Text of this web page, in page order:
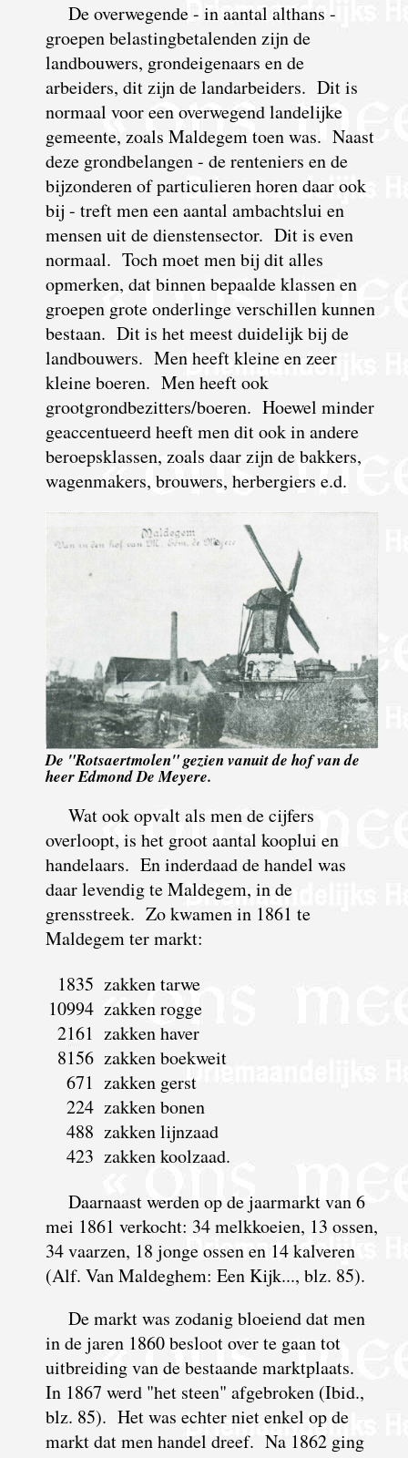
De overwegende - in aantal althans -
groepen belastingbetalenden zijn de
landbouwers, grondeigenaars en de
arbeiders, dit zijn de landarbeiders. Dit is
normaal voor een overwegend landelijke
gemeente, zoals Maldegem toen was. Naast
deze grondbelangen - de renteniers en de
bijzonderen of particulieren horen daar ook
bij - treft men een aantal ambachtslui en
mensen uit de dienstensector. Dit is even
normaal. Toch moet men bij dit alles
opmerken, dat binnen bepaalde klassen en
groepen grote onderlinge verschillen kunnen
bestaan. Dit is het meest duidelijk bij de
landbouwers. Men heeft kleine en zeer
kleine boeren. Men heeft ook
grootgrondbezitters/boeren. Hoewel minder
geaccentueerdheeft men dit ook in andere
beroepsklassen, zoals daar zijn de bakkers,
wagenmakers, brouwers, herbergiers e.d.
De "Rotsaertmolen" gezien vanuit de hof van de
heer Edmond De Meyere.
Wat ook opvalt als men de cijfers
overloopt, is het groot aantal kooplui en
handelaars. En inderdaad de handel was
daar levendig te Maldegem, in de
grensstreek. Zo kwamen in 1861 te
Maldegem ter markt:
1835
10994
2161
8156
671
224
488
423
zakken tarwe
zakken rogge
zakken haver
zakken boekweit
zakken gerst
zakken bonen
zakken lijnzaad
zakken koolzaad.
Daarnaast werden op de jaarmarkt van 6
mei 1861 verkocht: 34 melkkoeien, 13 ossen,
34 vaarzen, 18 jonge ossen en 14 kalveren
(Alf. Van Maldeghem: Een Kijk..., blz. 85).
De markt was zodanig bloeiend dat men
in de jaren 1860 besloot over te gaan tot
uitbreiding van de bestaande marktplaats.
In 1867 werd "het steen" afgebroken (Ibid.,
blz. 85). Het was echter niet enkel op de
markt dat men handel dreef. Na 1862 ging